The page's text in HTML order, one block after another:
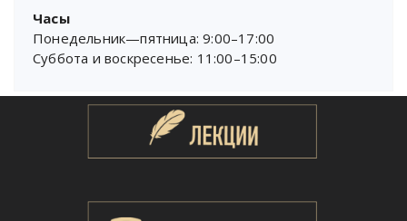
Часы
Понедельник—пятница: 9:00–17:00
Суббота и воскресенье: 11:00–15:00